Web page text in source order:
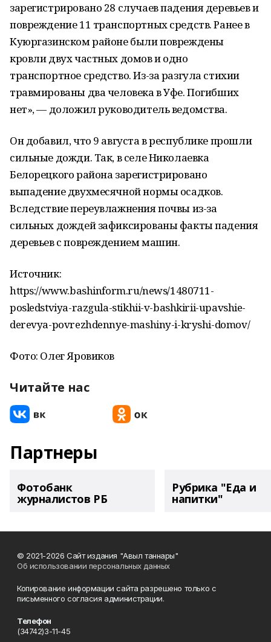
зарегистрировано 28 случаев падения деревьев и
повреждение 11 транспортных средств. Ранее в
Куюргазинском районе были повреждены
кровли двух частных домов и одно
транспортное средство. Из-за разгула стихии
травмированы два человека в Уфе. Погибших
нет», — доложил руководитель ведомства.
Он добавил, что 9 августа в республике прошли
сильные дожди. Так, в селе Николаевка
Белорецкого района зарегистрировано
выпадение двухмесячной нормы осадков.
Вследствие переувлажнения почвы из-за
сильных дождей зафиксированы факты падения
деревьев с повреждением машин.
Источник:
https://www.bashinform.ru/news/1480711-
posledstviya-razgula-stikhii-v-bashkirii-upavshie-
derevya-povrezhdennye-mashiny-i-kryshi-domov/
Фото: Олег Яровиков
Читайте нас
Партнеры
Фотобанк
журналистов РБ
Рубрика "Еда и
напитки"
© 2021-2026 Сайт издания "Авыл таннары"
Об использовании персональных данных
Копирование информации сайта разрешено только с
письменного согласия администрации.
Телефон
(34742)3-11-45